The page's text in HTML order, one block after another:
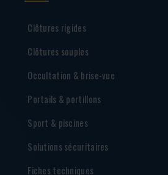
Clôtures rigides
Clôtures souples
Occultation & brise-vue
Portails & portillons
Sport & piscines
Solutions sécuritaires
Fiches techniques